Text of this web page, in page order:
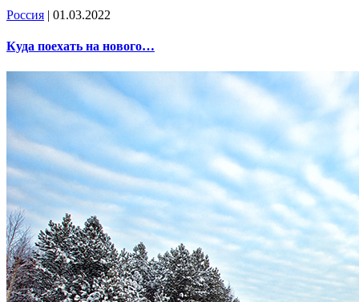
Россия | 01.03.2022
Куда поехать на нового…